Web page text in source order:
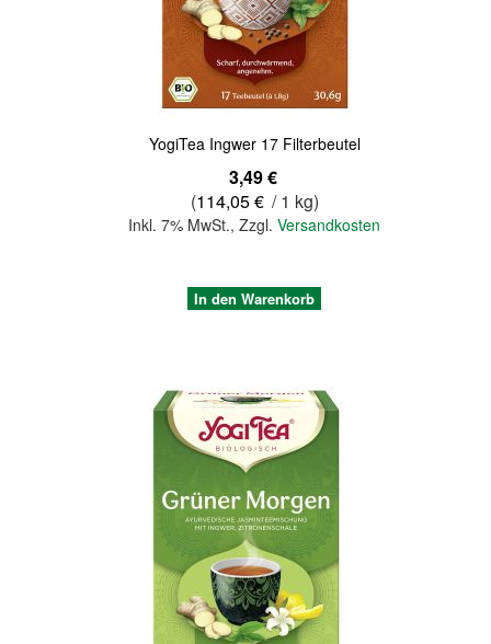
YogiTea Ingwer 17 Filterbeutel
3,49 €
(114,05 € / 1 kg)
Inkl. 7% MwSt.,Zzgl.Versandkosten
In den Warenkorb